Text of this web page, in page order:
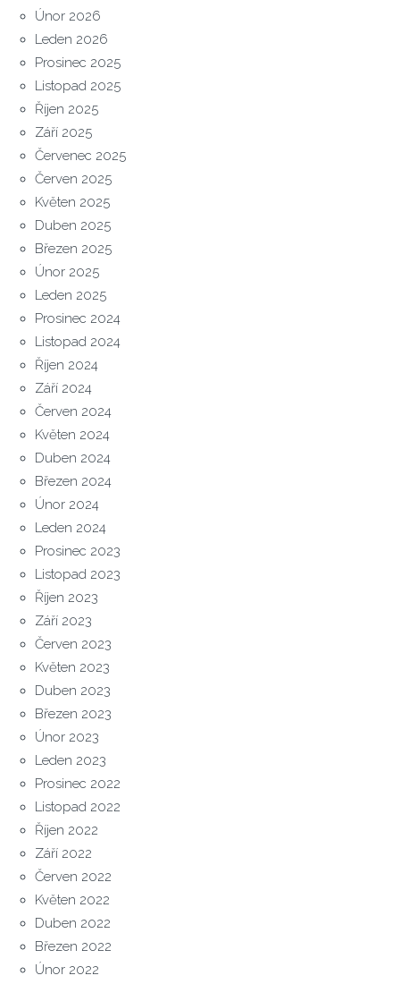
Únor 2026
Leden 2026
Prosinec 2025
Listopad 2025
Říjen 2025
Září 2025
Červenec 2025
Červen 2025
Květen 2025
Duben 2025
Březen 2025
Únor 2025
Leden 2025
Prosinec 2024
Listopad 2024
Říjen 2024
Září 2024
Červen 2024
Květen 2024
Duben 2024
Březen 2024
Únor 2024
Leden 2024
Prosinec 2023
Listopad 2023
Říjen 2023
Září 2023
Červen 2023
Květen 2023
Duben 2023
Březen 2023
Únor 2023
Leden 2023
Prosinec 2022
Listopad 2022
Říjen 2022
Září 2022
Červen 2022
Květen 2022
Duben 2022
Březen 2022
Únor 2022